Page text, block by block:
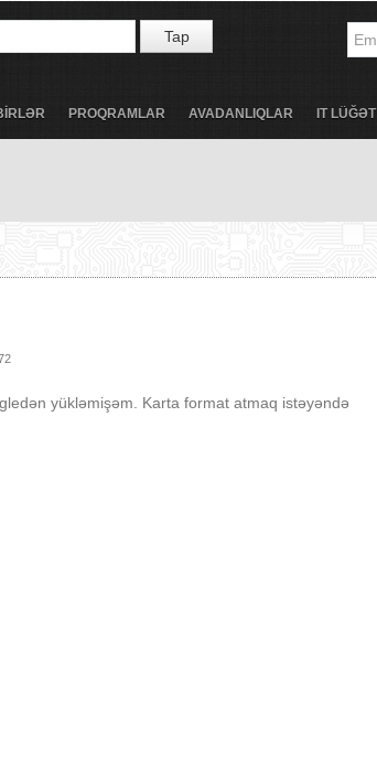
Tap
PROQRAMLAR AVADANLIQLAR IT LÜĞƏT
yükləmişəm. Karta format atmaq istəyəndə